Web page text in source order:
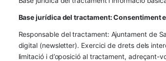
Base jurídica del tractament: Consentiment
Responsable del tractament: Ajuntament de
digital (newsletter). Exercici de drets dels
limitació i d’oposició al tractament, adreçant-